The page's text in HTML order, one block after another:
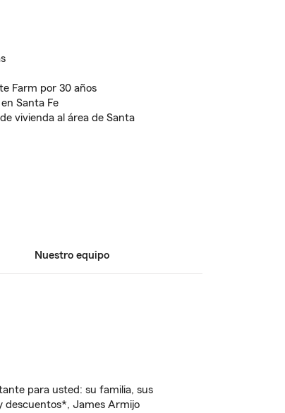
Farm por 30 años
Santa Fe
vivienda al área de Santa
Nuestro equipo
para usted: su familia, sus
descuentos*, James Armijo